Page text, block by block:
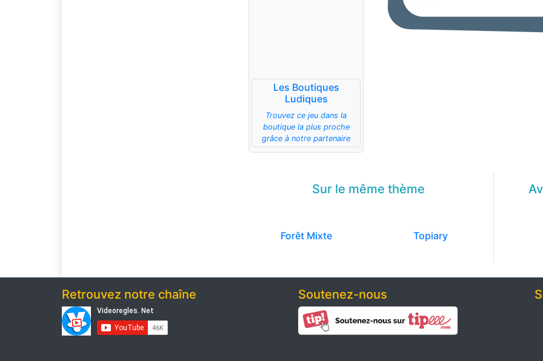
Les Boutiques
Ludiques
Trouvez ce jeu dans la
boutique la plus proche
grâce à notre partenaire
Sur le même thème
Forêt Mixte Topiary
Retrouvez notre chaîne Soutenez-nous